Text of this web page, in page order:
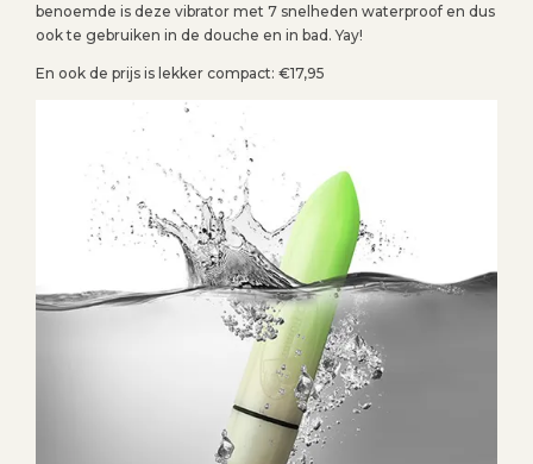
benoemde is deze vibrator met 7 snelheden waterproof en dus
ook te gebruiken in de douche en in bad. Yay!
En ook de prijs is lekker compact: €17,95